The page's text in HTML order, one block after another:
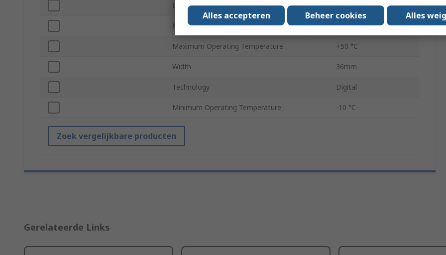
Length 43mm
Maximum Operating Supply Voltage 5 V
Maximum Operating Temperature +50 °C
Width 36mm
Technology Digital
Minimum Operating Temperature -10 °C
Zoek vergelijkbare producten
Gerelateerde Links
Alles accepteren Beheer cookies Alles